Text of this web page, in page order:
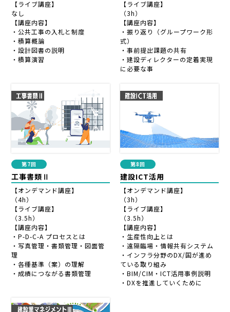
【ライブ講座】
なし
【講座内容】
・公共工事の入札と制度
・積算概論
・設計図書の説明
・積算演習
【ライブ講座】
（3h）
【講座内容】
・振り返り（グループワーク形
式）
・事前提出課題の共有
・建設ディレクターの定着実現
に必要な事
第7回
工事書類Ⅱ
【オンデマンド講座】
（4h）
【ライブ講座】
（3.5h）
【講座内容】
・P-D-C-A プロセスとは
・写真管理・書類管理・図面管
理
・各種基準（案）の理解
・成績につながる書類管理
第8回
建設ICT活用
【オンデマンド講座】
（3h）
【ライブ講座】
（3.5h）
【講座内容】
・生産性向上とは
・遠隔臨場・情報共有システム
・インフラ分野のDX/国が進め
ている取り組み
・BIM/CIM・ICT活用事例説明
・DXを推進していくために